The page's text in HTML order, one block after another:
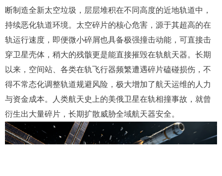
断制造全新太空垃圾，层层堆积在不同高度的近地轨道中，
持续恶化轨道环境。 太空碎片的核心危害，源于其超高的在
轨运行速度，即便微小碎屑也具备极强撞击动能，可直接击
穿卫星壳体，稍大的残骸更是能直接摧毁在轨航天器。长期
以来，空间站、各类在轨飞行器频繁遭遇碎片磕碰损伤，不
得不常态化调整轨道规避风险，极大增加了航天运维的人力
与资金成本。人类航天史上的美俄卫星在轨相撞事故，就曾
衍生出大量碎片，长期扩散威胁全域航天器安全。